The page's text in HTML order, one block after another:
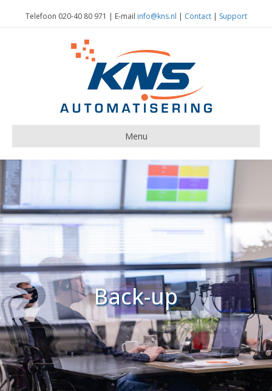
Telefoon 020-40 80 971 | E-mail info@kns.nl | Contact| Support
Menu
Back-up